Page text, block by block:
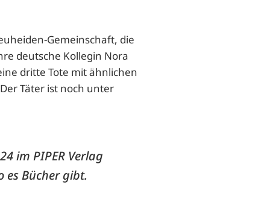
Gemeinschaft, die
deutsche Kollegin Nora
dritte Tote mit ähnlichen
Täter ist noch unter
im PIPER Verlag
Bücher gibt.